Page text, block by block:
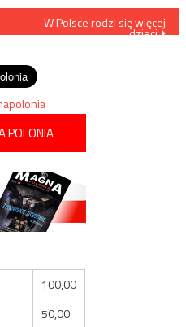
W Polsce rodzi się więcej
dzieci
POLONIA
100,00
50,00